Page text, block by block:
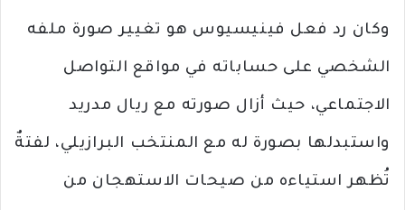
وكان رد فعل فينيسيوس هو تغيير صورة ملفه
الشخصي على حساباته في مواقع التواصل
الاجتماعي، حيث أزال صورته مع ريال مدريد
واستبدلها بصورة له مع المنتخب البرازيلي، لفتةٌ
تُظهر استياءه من صيحات الاستهجان من